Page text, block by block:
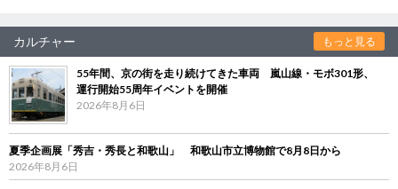
カルチャー もっと見る
55年間、京の街を走り続けてきた車両 嵐山線・モボ301形、
運行開始55周年イベントを開催
2026年8月6日
夏季企画展「秀吉・秀長と和歌山」 和歌山市立博物館で8月8日から
2026年8月6日